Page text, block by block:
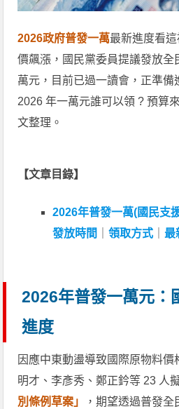
2026政府普發一萬最新進度看
價飆漲，國民黨委員提議發放全
萬元，目前已過一讀會，正準備
2026 年一萬元誰可以領 ? 預算
文整理。
【文章目錄】
2026年普發一萬(國民支
發放時間
｜領取方式 最
2026年普發一萬元：
進度
因應中東動盪導致國際原物料
明才、李彥秀、鄭正鈐等 23 人
別條例草案」
，期望透過普發